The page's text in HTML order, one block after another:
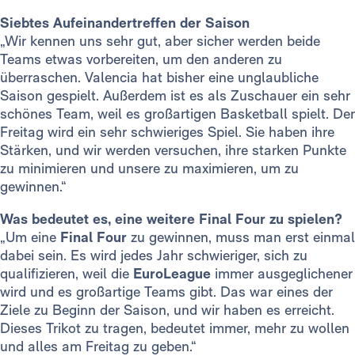
Siebtes Aufeinandertreffen der Saison
„Wir kennen uns sehr gut, aber sicher werden beide
Teams etwas vorbereiten, um den anderen zu
überraschen. Valencia hat bisher eine unglaubliche
Saison gespielt. Außerdem ist es als Zuschauer ein sehr
schönes Team, weil es großartigen Basketball spielt. Der
Freitag wird ein sehr schwieriges Spiel. Sie haben ihre
Stärken, und wir werden versuchen, ihre starken Punkte
zu minimieren und unsere zu maximieren, um zu
gewinnen.“
Was bedeutet es, eine weitere Final Four zu spielen?
„Um eine Final Four zu gewinnen, muss man erst einmal
dabei sein. Es wird jedes Jahr schwieriger, sich zu
qualifizieren, weil die EuroLeague immer ausgeglichener
wird und es großartige Teams gibt. Das war eines der
Ziele zu Beginn der Saison, und wir haben es erreicht.
Dieses Trikot zu tragen, bedeutet immer, mehr zu wollen
und alles am Freitag zu geben.“